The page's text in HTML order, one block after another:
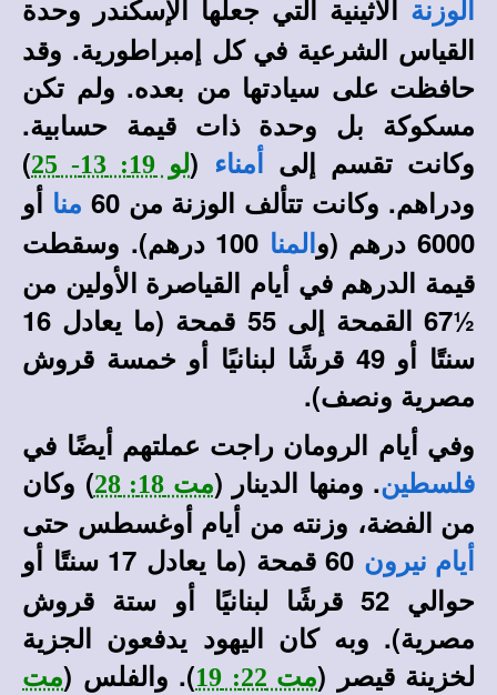
الوزنة
الأثينية التي جعلها الإسكندر وحدة
القياس الشرعية في كل إمبراطورية. وقد
حافظت على سيادتها من بعده. ولم تكن
مسكوكة بل وحدة ذات قيمة حسابية.
وكانت تقسم إلى أمناء (لو 19: 13- 25
)
ودراهم. وكانت تتألف الوزنة من 60
منا أو
6000 درهم (و
المنا
100 درهم). وسقطت
قيمة الدرهم في أيام القياصرة الأولين من
½67 القمحة إلى 55 قمحة (ما يعادل 16
سنتًا أو 49 قرشًا لبنانيًا أو خمسة قروش
مصرية ونصف).
وفي أيام الرومان راجت عملتهم أيضًا في
فلسطين. ومنها الدينار (مت 18: 28
) وكان
من الفضة، وزنته من أيام أوغسطس حتى
أيام نيرون
60 قمحة (ما يعادل 17 سنتًا أو
حوالي 52 قرشًا لبنانيًا أو ستة قروش
مصرية). وبه كان اليهود يدفعون الجزية
لخزينة قيصر (مت 22: 19 ). والفلس (مت